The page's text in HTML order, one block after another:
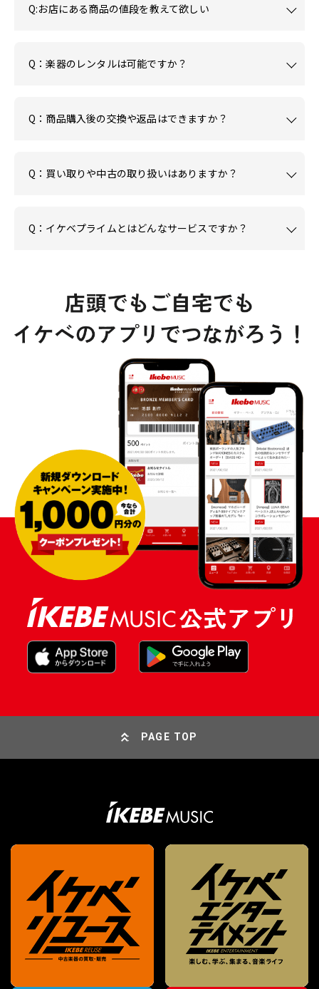
Q:お店にある商品の値段を教えて欲しい
Q：楽器のレンタルは可能ですか？
Q：商品購入後の交換や返品はできますか？
Q：買い取りや中古の取り扱いはありますか？
Q：イケベプライムとはどんなサービスですか？
PAGE TOP